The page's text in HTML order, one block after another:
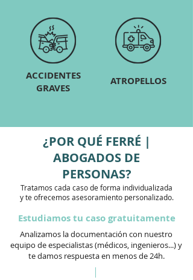
¿POR QUÉ FERRÉ |
ABOGADOS DE
PERSONAS?
Tratamos cada caso de forma individualizada
y te ofrecemos asesoramiento personalizado.
Estudiamos tu caso gratuitamente
Analizamos la documentación con nuestro
equipo de especialistas (médicos, ingenieros...) y
te damos respuesta en menos de 24h.
ACCIDENTES
GRAVES
ATROPELLOS